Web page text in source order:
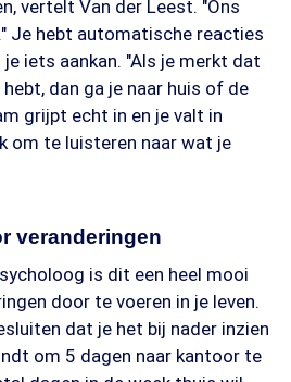
vertelt Van der Leest. "Ons
Je hebt automatische reacties
iets aankan. "Als je merkt dat
dan ga je naar huis of de
grijpt echt in en je valt in
om te luisteren naar wat je
veranderingen
is dit een heel mooi
door te voeren in je leven.
dat je het bij nader inzien
om 5 dagen naar kantoor te